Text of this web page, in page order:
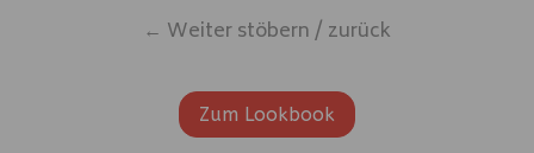
← Weiter stöbern / zurück
Zum Lookbook